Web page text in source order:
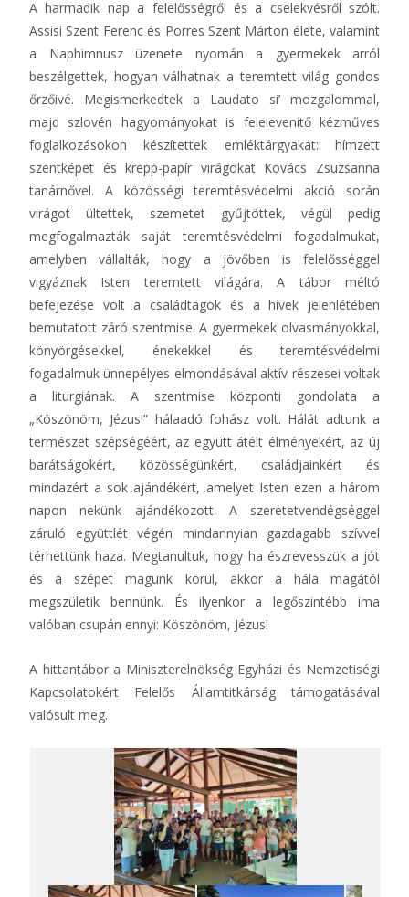
A harmadik nap a felelősségről és a cselekvésről szólt.
Assisi Szent Ferenc és Porres Szent Márton élete, valamint
a Naphimnusz üzenete nyomán a gyermekek arról
beszélgettek, hogyan válhatnak a teremtett világ gondos
őrzőivé. Megismerkedtek a Laudato si’ mozgalommal,
majd szlovén hagyományokat is felelevenítő kézműves
foglalkozásokon készítettek emléktárgyakat: hímzett
szentképet és krepp-papír virágokat Kovács Zsuzsanna
tanárnővel. A közösségi teremtésvédelmi akció során
virágot ültettek, szemetet gyűjtöttek, végül pedig
megfogalmazták saját teremtésvédelmi fogadalmukat,
amelyben vállalták, hogy a jövőben is felelősséggel
vigyáznak Isten teremtett világára. A tábor méltó
befejezése volt a családtagok és a hívek jelenlétében
bemutatott záró szentmise. A gyermekek olvasmányokkal,
könyörgésekkel, énekekkel és teremtésvédelmi
fogadalmuk ünnepélyes elmondásával aktív részesei voltak
a liturgiának. A szentmise központi gondolata a
„Köszönöm, Jézus!” hálaadó fohász volt. Hálát adtunk a
természet szépségéért, az együtt átélt élményekért, az új
barátságokért, közösségünkért, családjainkért és
mindazért a sok ajándékért, amelyet Isten ezen a három
napon nekünk ajándékozott. A szeretetvendégséggel
záruló együttlét végén mindannyian gazdagabb szívvel
térhettünk haza. Megtanultuk, hogy ha észrevesszük a jót
és a szépet magunk körül, akkor a hála magától
megszületik bennünk. És ilyenkor a legőszintébb ima
valóban csupán ennyi: Köszönöm, Jézus!
A hittantábor a Miniszterelnökség Egyházi és Nemzetiségi
Kapcsolatokért Felelős Államtitkárság támogatásával
valósult meg.